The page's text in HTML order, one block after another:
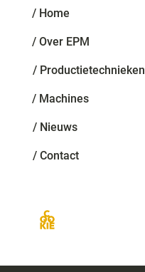
/ Home
/ Over EPM
/ Productietechnieken
/ Machines
/ Nieuws
/ Contact